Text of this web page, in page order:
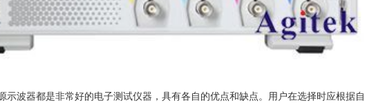
示波器都是非常好的电子测试仪器，具有各自的优点和缺点。用户在选择时应根据